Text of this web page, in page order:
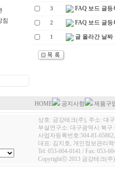
침
3 FAQ 보드 글등
2 FAQ 보드 글등
1 글 올라간 날짜
HOME 공지사항 제품구
상호: 금강테크(주), 주소: 대
부설연구소: 대구광역시 북구
사업자등록번호:504-81-
대표: 김지호, 개인정보관리
Tel: 053-604-0141 / Fax: 053-
Copyrightⓒ 2013 금강테크(주)